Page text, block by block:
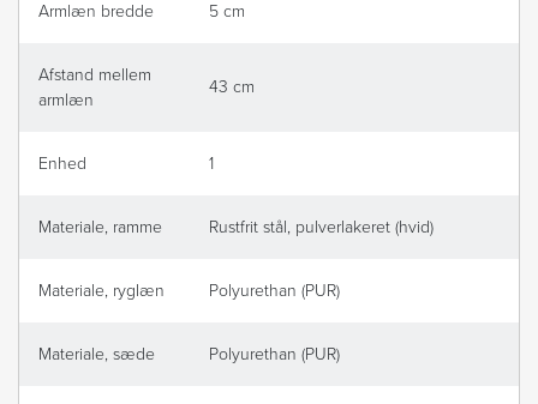
Armlæn bredde 5 cm
Afstand mellem
armlæn
43 cm
Enhed 1
Materiale, ramme Rustfrit stål, pulverlakeret (hvid)
Materiale, ryglæn Polyurethan (PUR)
Materiale, sæde Polyurethan (PUR)